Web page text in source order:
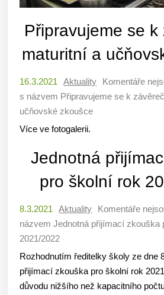
Připravujeme se k
maturitní a
16.3.2021 Aktuality Komentáře
s názvem Připravujeme se k
učňovské zkoušce
Více ve fotogalerii.
Jednotná
pro školní rok
8.3.2021 Aktuality Komentáře
názvem Jednotná přijímací zkouška
2021/2022
Rozhodnutím ředitelky školy ze dne
přijímací zkouška pro školní rok
důvodu nižšího než kapacitního